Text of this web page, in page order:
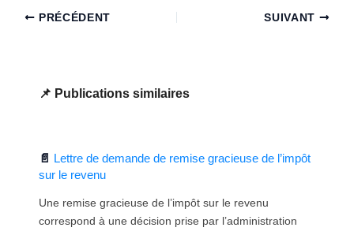
PRÉCÉDENT SUIVANT
Publications similaires
Lettre de demande de remise gracieuse de l’impôt
sur le revenu
Une remise gracieuse de l’impôt sur le revenu
correspond à une décision prise par l’administration